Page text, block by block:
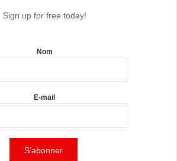
Sign up for free today!
Nom
E-mail